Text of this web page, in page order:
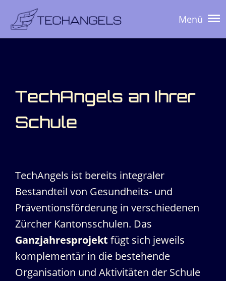
Menü
TechAngels an Ihrer
Schule
TechAngels ist bereits integraler
Bestandteil von Gesundheits- und
Präventionsförderung in verschiedenen
Zürcher Kantonsschulen. Das
Ganzjahresprojekt fügt sich jeweils
komplementär in die bestehende
Organisation und Aktivitäten der Schule